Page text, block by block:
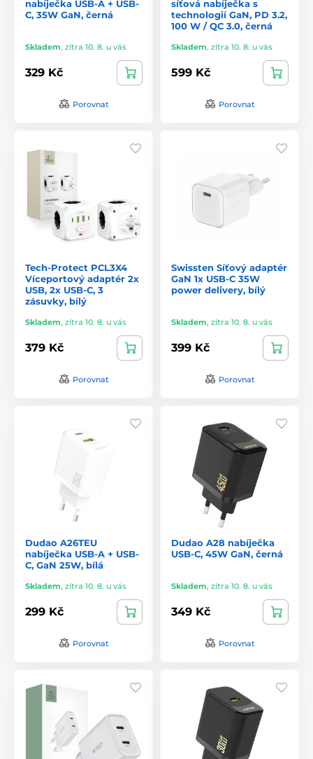
nabíječka USB-A + USB-
C, 35W GaN, černá
Skladem, zítra 10. 8. u vás
329 Kč
Porovnat
síťová nabíječka s
technologií GaN, PD 3.2,
100 W / QC 3.0, černá
Skladem, zítra 10. 8. u vás
599 Kč
Porovnat
Tech-Protect PCL3X4
Víceportový adaptér 2x
USB, 2x USB-C, 3
zásuvky, bílý
Skladem, zítra 10. 8. u vás
379 Kč
Porovnat
Swissten Síťový adaptér
GaN 1x USB-C 35W
power delivery, bílý
Skladem, zítra 10. 8. u vás
399 Kč
Porovnat
Dudao A26TEU
nabíječka USB-A + USB-
C, GaN 25W, bílá
Skladem, zítra 10. 8. u vás
299 Kč
Porovnat
Dudao A28 nabíječka
USB-C, 45W GaN, černá
Skladem, zítra 10. 8. u vás
349 Kč
Porovnat